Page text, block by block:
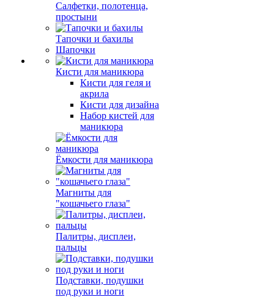
Салфетки, полотенца,
простыни
Тапочки и бахилы
Шапочки
Кисти для маникюра
Кисти для геля и
акрила
Кисти для дизайна
Набор кистей для
маникюра
Ёмкости для маникюра
Магниты для
"кошачьего глаза"
Палитры, дисплеи,
пальцы
Подставки, подушки
под руки и ноги